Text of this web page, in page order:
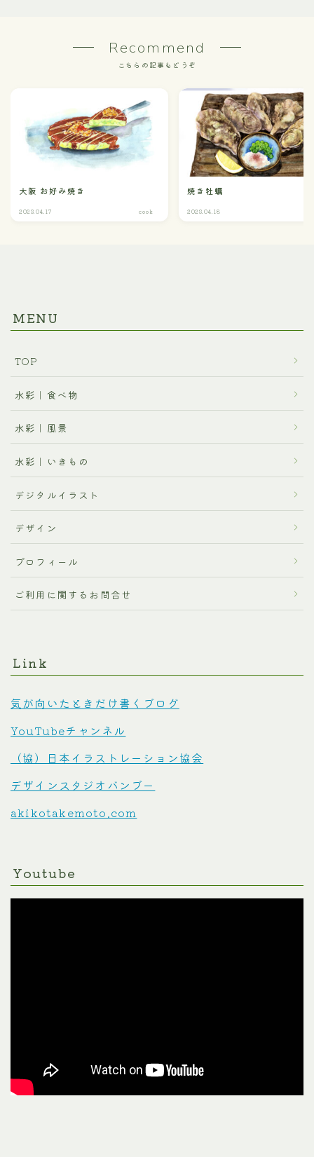
Recommend
こちらの記事もどうぞ
大阪 お好み焼き
2023.04.17 cook
焼き牡蠣
2023.04.18
MENU
TOP
水彩｜食べ物
水彩｜風景
水彩｜いきもの
デジタルイラスト
デザイン
プロフィール
ご利用に関するお問合せ
Link
気が向いたときだけ書くブログ
YouTubeチャンネル
（協）日本イラストレーション協会
デザインスタジオバンブー
akikotakemoto.com
Youtube